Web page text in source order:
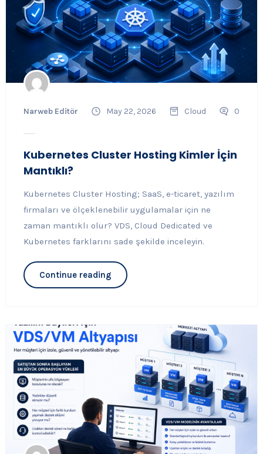
Narweb Editör May 22, 2026 Cloud 0
Kubernetes Cluster Hosting Kimler İçin
Mantıklı?
Kubernetes Cluster Hosting; SaaS, e-ticaret, yazılım
firmaları ve ölçeklenebilir uygulamalar için ne
zaman mantıklı olur? VDS, Cloud Dedicated ve
Kubernetes farklarını sade şekilde inceleyin.
Continue reading